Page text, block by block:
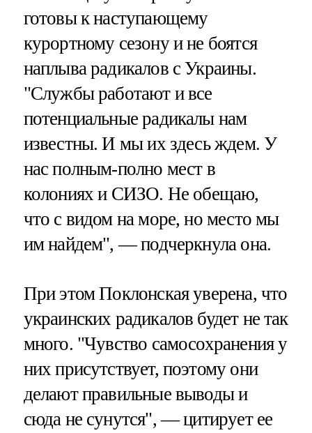
готовы к наступающему
курортному сезону и не боятся
наплыва радикалов с Украины.
"Службы работают и все
потенциальные радикалы нам
известны. И мы их здесь ждем. У
нас полным-полно мест в
колониях и СИЗО. Не обещаю,
что с видом на море, но место мы
им найдем", — подчеркнула она.
При этом Поклонская уверена, что
украинских радикалов будет не так
много. "Чувство самосохранения у
них присутствует, поэтому они
делают правильные выводы и
сюда не сунутся", — цитирует ее